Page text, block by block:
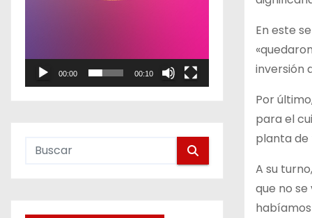
d
00:00 00:10
En este
inversión
Por
para el
planta de
A su
que no
habíamos